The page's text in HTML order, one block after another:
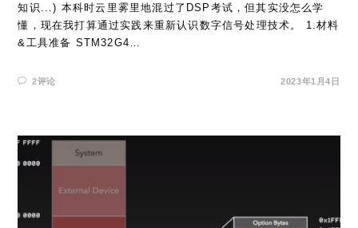
知识...) 本科时云里雾里地混过了DSP考试，但其实没怎么学
懂，现在我打算通过实践来重新认识数字信号处理技术。 1.材料
&工具准备 STM32G4…
2评论 2023年1月4日